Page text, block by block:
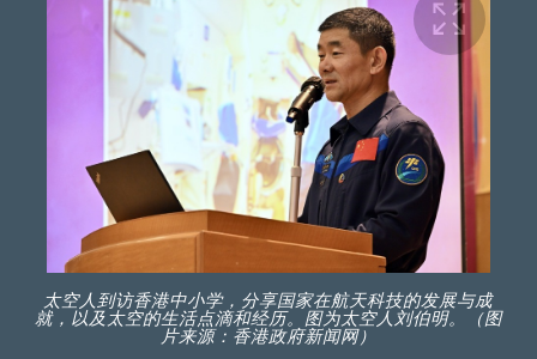
太空人到访香港中小学，分享国家在航天科技的发展与成
就，以及太空的生活点滴和经历。图为太空人刘伯明。（图
片来源：香港政府新闻网）